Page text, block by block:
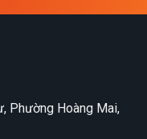
Phường Hoàng Mai,